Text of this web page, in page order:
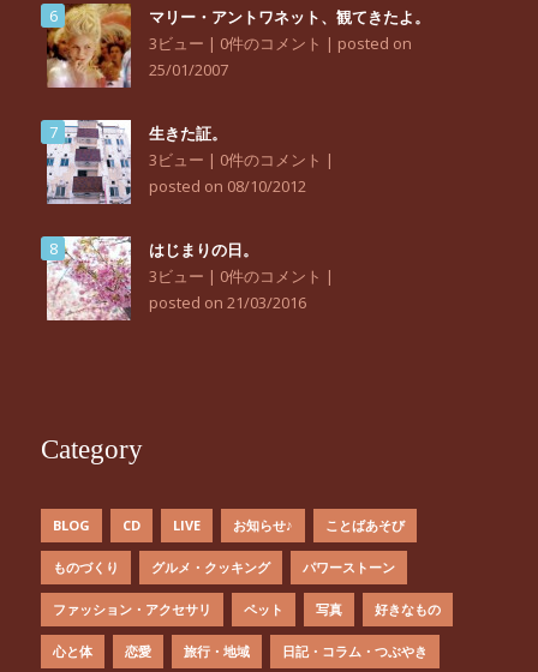
マリー・アントワネット、観てきたよ。
3ビュー | 0件のコメント | posted on
25/01/2007
生きた証。
3ビュー | 0件のコメント |
posted on 08/10/2012
はじまりの日。
3ビュー | 0件のコメント |
posted on 21/03/2016
Category
BLOG CD LIVE お知らせ♪ ことばあそび
ものづくり グルメ・クッキング パワーストーン
ファッション・アクセサリ ペット 写真 好きなもの
心と体 恋愛 旅行・地域 日記・コラム・つぶやき